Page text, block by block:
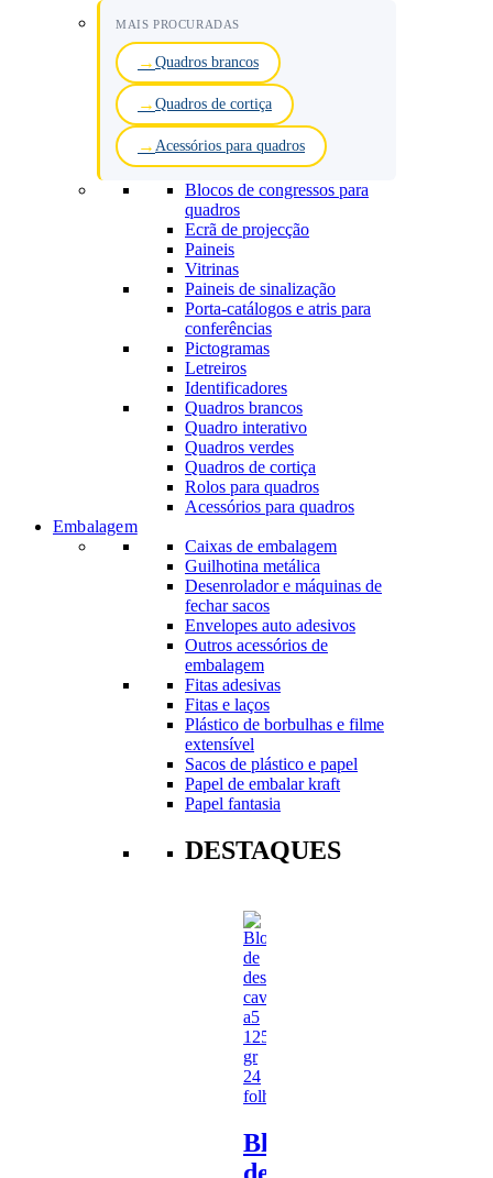
MAIS PROCURADAS
Quadros brancos
Quadros de cortiça
Acessórios para quadros
Blocos de congressos para
quadros
Ecrã de projecção
Paineis
Vitrinas
Paineis de sinalização
Porta-catálogos e atris para
conferências
Pictogramas
Letreiros
Identificadores
Quadros brancos
Quadro interativo
Quadros verdes
Quadros de cortiça
Rolos para quadros
Acessórios para quadros
Embalagem
Caixas de embalagem
Guilhotina metálica
Desenrolador e máquinas de
fechar sacos
Envelopes auto adesivos
Outros acessórios de
embalagem
Fitas adesivas
Fitas e laços
Plástico de borbulhas e filme
extensível
Sacos de plástico e papel
Papel de embalar kraft
Papel fantasia
DESTAQUES
Bloco
de